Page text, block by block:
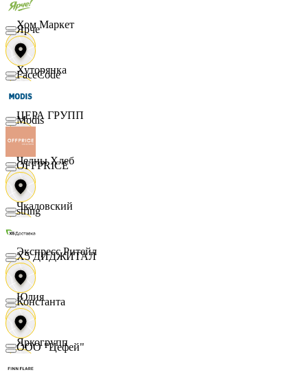
Хом Маркет
Хуторянка
ЦЕРА ГРУПП
Челны Хлеб
Чкаловский
Экспресс Ритейл
Юлия
Яркогрупп
Ярче
FaceCode
Modis
OFFPRICE
string
X5 ДИДЖИТАЛ
Константа
ООО "Цефей"